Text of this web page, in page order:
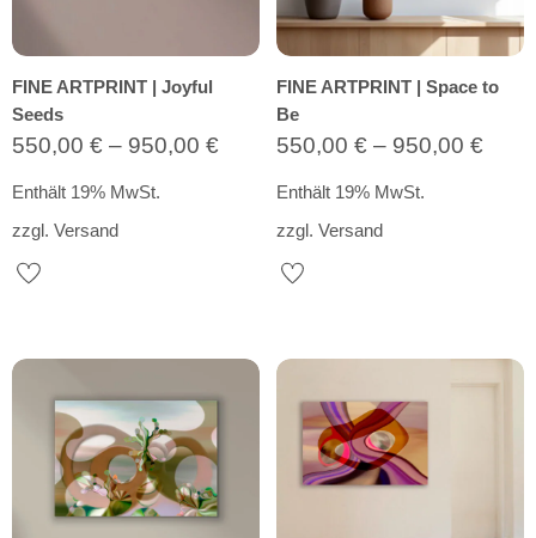
FINE ARTPRINT | Joyful
Seeds
550,00 € – 950,00 € Preisspanne:
550,00 €
950,00 €
Enthält 19% MwSt.
zzgl. Versand
FINE ARTPRINT | Space to
Be
550,00 € – 950,00 €
Enthält 19% MwSt.
zzgl. Versand